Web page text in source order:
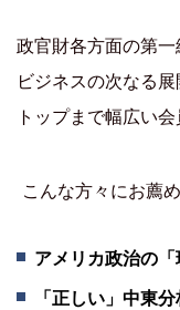
政官財各方面の第一
ビジネスの次なる
トップまで幅広い
こんな方々にお薦め
アメリカ政治の
「正しい」中東